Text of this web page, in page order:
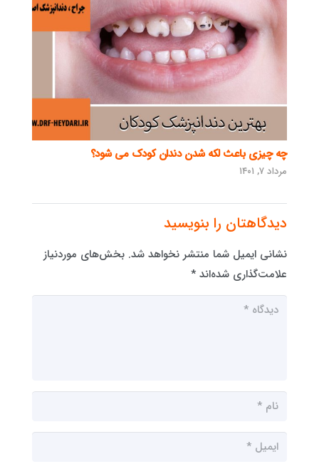
چه چیزی باعث لکه شدن دندان کودک می شود؟
مرداد ۷, ۱۴۰۱
دیدگاهتان را بنویسید
نشانی ایمیل شما منتشر نخواهد شد. بخش‌های موردنیاز
علامت‌گذاری شده‌اند *